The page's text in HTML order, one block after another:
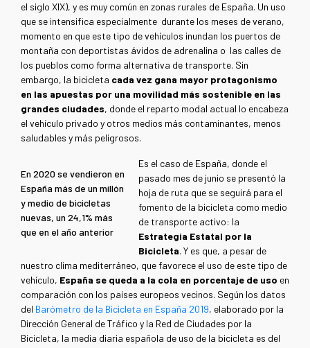
el siglo XIX), y es muy común en zonas rurales de España. Un uso
que se intensifica especialmente durante los meses de verano,
momento en que este tipo de vehículos inundan los puertos de
montaña con deportistas ávidos de adrenalina o las calles de
los pueblos como forma alternativa de transporte. Sin
embargo, la bicicleta cada vez gana mayor protagonismo
en las apuestas por una movilidad más sostenible en las
grandes ciudades, donde el reparto modal actual lo encabeza
el vehículo privado y otros medios más contaminantes, menos
saludables y más peligrosos.
En 2020 se vendieron en
España más de un millón
y medio de bicicletas
nuevas, un 24,1% más
que en el año anterior
Es el caso de España, donde el
pasado mes de junio se presentó la
hoja de ruta que se seguirá para el
fomento de la bicicleta como medio
de transporte activo: la
Estrategia Estatal por la
Bicicleta. Y es que, a pesar de
nuestro clima mediterráneo, que favorece el uso de este tipo de
vehículo, España se queda a la cola en porcentaje de uso en
comparación con los países europeos vecinos. Según los datos
del Barómetro de la Bicicleta en España 2019, elaborado por la
Dirección General de Tráfico y la Red de Ciudades por la
Bicicleta, la media diaria española de uso de la bicicleta es del